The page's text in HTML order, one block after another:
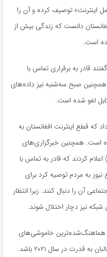
اینترنت» توصیف کرده و آن را
دانست که زندگی بیش از
قادر به برقراری تماس با
صبح سه‌شنبه نیز داده‌های
لغو شده است.
که قطع اینترنت افغانستان به
است. همچنین خبرگزاری‌های
بین‌المللی آسوشیتد پرس و فرانسه (AFP) اعلام کردند که قادر به تماس با
نیوز به مردم توصیه کرد برای
آن را دنبال کنند. زیرا انتظار
نیز دچار اختلال شوند.
هماهنگ‌شده‌ترین خاموشی‌های
مخابراتی در افغانستان از زمان بازگشت طالبان به قدرت در سال ۲۰۲۱ باشد.